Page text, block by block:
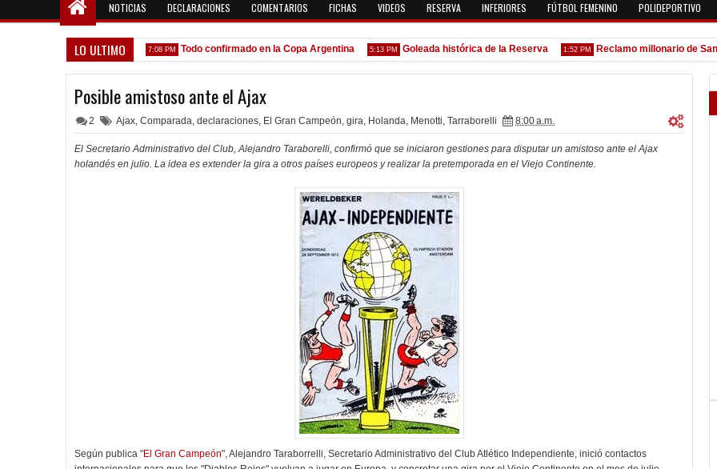
NOTICIAS DECLARACIONES COMENTARIOS FICHAS VIDEOS RESERVA INFERIORES FÚTBOL FEMENINO POLIDEPORTIVO
LO ULTIMO
venga gente nueva" 7:08 PM Todo confirmado en la Copa Argentina 5:13 PM Goleada histórica de la Reserva 1:52 PM Reclamo millonario de San
Posible amistoso ante el Ajax
2 Ajax, Comparada, declaraciones, El Gran Campeón, gira, Holanda, Menotti, Tarraborelli 8:00 a.m.
El Secretario Administrativo del Club, Alejandro Taraborelli, confirmó que se iniciaron gestiones para disputar un amistoso ante el Ajax
holandés en julio. La idea es extender la gira a otros países europeos y realizar la pretemporada en el Viejo Continente.
Según publica "El Gran Campeón", Alejandro Taraborrelli, Secretario Administrativo del Club Atlético Independiente, inició contactos